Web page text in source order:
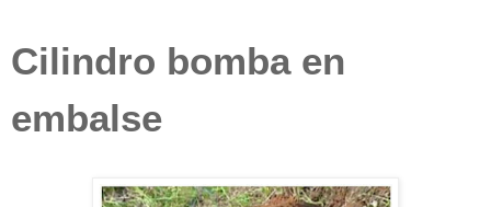
Cilindro bomba en
embalse